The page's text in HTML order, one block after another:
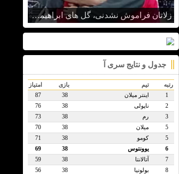
زلاتان فراموش نشدنی، گل های ابراهیموویچ با یوونتوس
جدول و نتایج سری آ
رتبه تیم بازی
امتیاز
1
اینتر میلان 38
87
2
ناپولی 38
76
3
رم 38
73
5
میلان 38
70
5
کومو 38
71
6
يوونتوس 38
69
7
آتالانتا 38
59
8
بولونیا 38
56